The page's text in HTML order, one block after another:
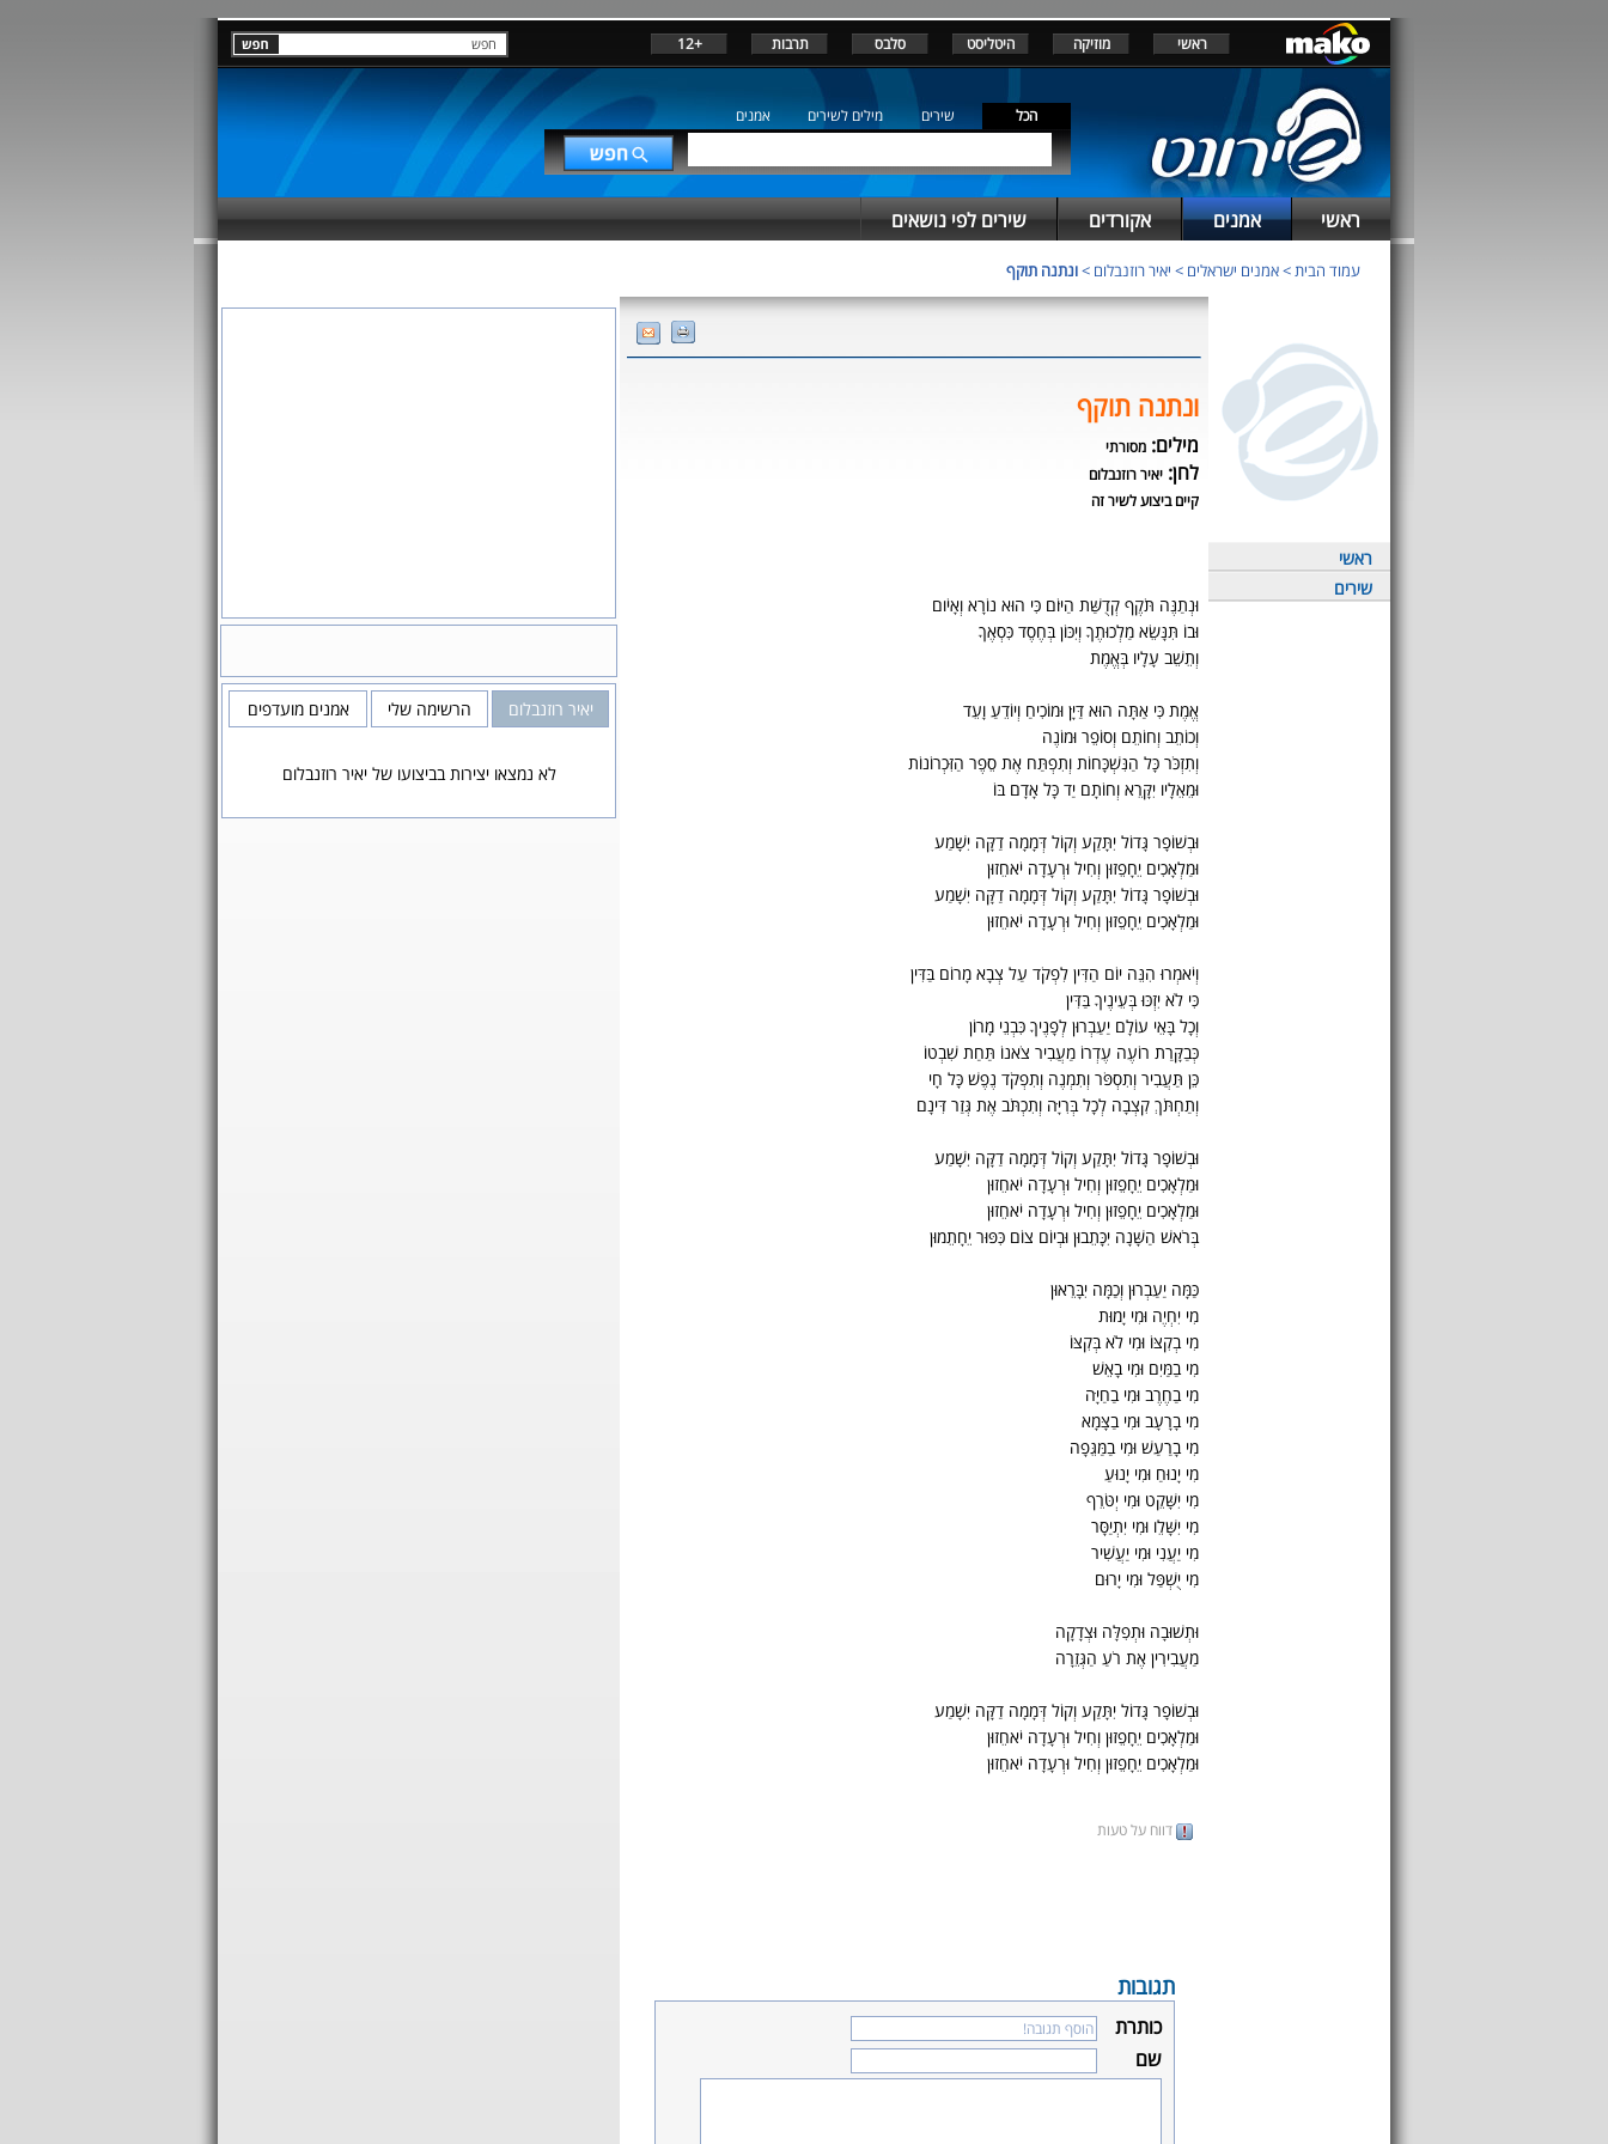
ראשי מוזיקה היטליסט סלבס תרבות +12
הכל שירים מילים לשירים אמנים
ראשי אמנים אקורדים שירים לפי נושאים
עמוד הבית>אמנים ישראלים > יאיר רוזנבלום >ונתנה תוקף
ראשי
שירים
ונתנה תוקף
מילים: מסורתי
לחן: יאיר רוזנבלום
קיים ביצוע לשיר זה
וּנְתַנֶּה תֹּקֶף קְדֻשַּׁת הַיּוֹם כִּי הוּא נוֹרָא וְאָיֹום
וּבוֹ תִּנָּשֵׂא מַלְכוּתֶךָ וְיִכּוֹן בְּחֶסֶד כִּסְאֶךָ
וְתֵשֵׁב עָלָיו בְּאֱמֶת
אֱמֶת כִּי אַתָּה הוּא דַּיָּן וּמוֹכִיחַ וְיוֹדֵעַ וָעֵד
וְכוֹתֵב וְחוֹתֵם וְסוֹפֵר וּמוֹנֶה
וְתִזְכֹּר כָּל הַנִּשְׁכָּחוֹת וְתִפְתַּח אֶת סֵפֶר הַזִּכְרוֹנוֹת
וּמֵאֵלָיו יִקָּרֵא וְחוֹתָם יַד כָּל אָדָם בּוֹ
וּבְשׁוֹפָר גָּדוֹל יִתָּקַע וְקוֹל דְּמָמָה דַקָּה יִשָׁמַע
וּמַלְאָכִים יֵחָפֵזוּן וְחִיל וּרְעָדָה יֹאחֵזוּן
וּבְשׁוֹפָר גָּדוֹל יִתָּקַע וְקוֹל דְּמָמָה דַקָּה יִשָׁמַע
וּמַלְאָכִים יֵחָפֵזוּן וְחִיל וּרְעָדָה יֹאחֵזוּן
וְיֹאמְרוּ הִנֵּה יוֹם הַדִּין לִפְקֹד עַל צְבָא מָרוֹם בַּדִּין
כִּי לֹא יִזְכּוּ בְּעֵינֶיךָ בַּדִּין
וְכָל בָּאֵי עוֹלָם יַעַבְרוּן לְפָנֶיךָ כִּבְנֵי מָרוֹן
כְּבַקָּרַת רוֹעֶה עֶדְרוֹ מַעֲבִיר צֹאנוֹ תַּחַת שִׁבְטוֹ
כֵּן תַּעֲבִיר וְתִסְפֹּר וְתִמְנֶה וְתִפְקֹד נֶפֶשׁ כָּל חָי
וְתַחְתֹּךְ קִצְבָה לְכָל בְּרִיָּה וְתִכְתֹּב אֶת גְּזַר דִּינָם
וּבְשׁוֹפָר גָּדוֹל יִתָּקַע וְקוֹל דְּמָמָה דַקָּה יִשָׁמַע
וּמַלְאָכִים יֵחָפֵזוּן וְחִיל וּרְעָדָה יֹאחֵזוּן
וּמַלְאָכִים יֵחָפֵזוּן וְחִיל וּרְעָדָה יֹאחֵזוּן
בְּרֹאשׁ הַשָּׁנָה יִכָּתֵבוּן וּבְיוֹם צוֹם כִּפּוּר יֵחָתֵמוּן
כַּמָּה יַעַבְרוּן וְכַמָּה יִבָּרֵאוּן
מִי יִחְיֶה וּמִי יָמוּת
מִי בְקִצּוֹ וּמִי לֹא בְּקִצּוֹ
מִי בַמַּיִם וּמִי בָאֵשׁ
מִי בַחֶרֶב וּמִי בַחַיָּה
מִי בָרָעָב וּמִי בַצָּמָא
מִי בָרַעַשׁ וּמִי בַמַּגֵּפָה
מִי יָנוּחַ וּמִי יָנוּעַ
מִי יִשָּׁקֵט וּמִי יְטֹּרֵף
מִי יִשָּׁלֵו וּמִי יִתְיַסָּר
מִי יַעֲנִי וּמִי יַעֲשִׁיר
מִי יֻשְׁפַּל וּמִי יָרוּם
וּתְשׁוּבָה וּתְפִלָּה וּצְדָקָה
מַעֲבִירִין אֶת רֹעַ הַגְּזֵרָה
וּבְשׁוֹפָר גָּדוֹל יִתָּקַע וְקוֹל דְּמָמָה דַקָּה יִשָׁמַע
וּמַלְאָכִים יֵחָפֵזוּן וְחִיל וּרְעָדָה יֹאחֵזוּן
וּמַלְאָכִים יֵחָפֵזוּן וְחִיל וּרְעָדָה יֹאחֵזוּן
דווח על טעות
תגובות
כותרת
שם
יאיר רוזנבלום הרשימה שלי אמנים מועדפים
לא נמצאו יצירות בביצועו של יאיר רוזנבלום